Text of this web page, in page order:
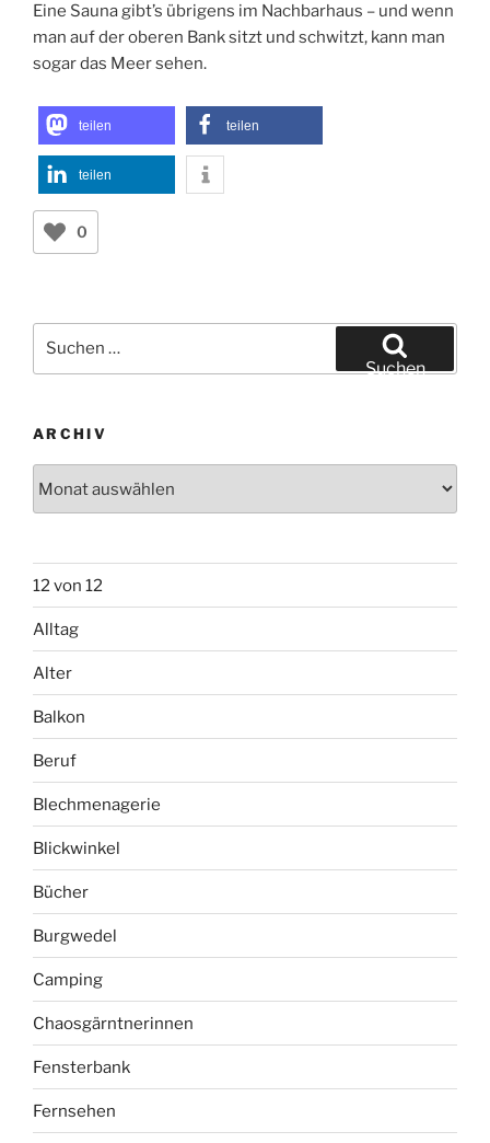
Eine Sauna gibt’s übrigens im Nachbarhaus – und wenn
man auf der oberen Bank sitzt und schwitzt, kann man
sogar das Meer sehen.
teilen teilen
teilen
0
nach:
Suchen
ARCHIV
12 von 12
Alltag
Alter
Balkon
Beruf
Blechmenagerie
Blickwinkel
Bücher
Burgwedel
Camping
Chaosgärntnerinnen
Fensterbank
Fernsehen